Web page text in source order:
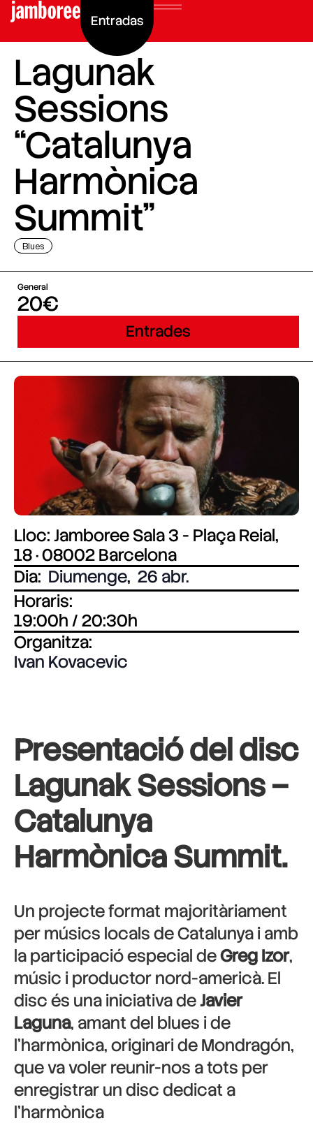
Entradas
Lagunak
Sessions
“Catalunya
Harmònica
Summit”
Blues
General
20€
Entrades
Lloc: Jamboree Sala 3 - Plaça Reial,
18 · 08002 Barcelona
Dia: Diumenge, 26 abr.
Horaris:
19:00h / 20:30h
Organitza:
Ivan Kovacevic
Presentació del disc
Lagunak Sessions –
Catalunya
Harmònica Summit.
Un projecte format majoritàriament
per músics locals de Catalunya i amb
la participació especial deGreg Izor,
músic i productor nord-americà. El
disc és una iniciativa deJavier
Laguna, amant del blues i de
l’harmònica, originari de Mondragón,
que va voler reunir-nos a tots per
enregistrar un disc dedicat a
l’harmònica